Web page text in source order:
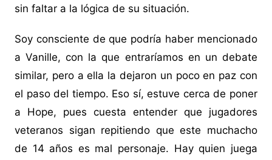
sin faltar a la lógica de su situación.
Soy consciente de que podría haber mencionado
a Vanille, con la que entraríamos en un debate
similar, pero a ella la dejaron un poco en paz con
el paso del tiempo. Eso sí, estuve cerca de poner
a Hope, pues cuesta entender que jugadores
veteranos sigan repitiendo que este muchacho
de 14 años es mal personaje. Hay quien juega